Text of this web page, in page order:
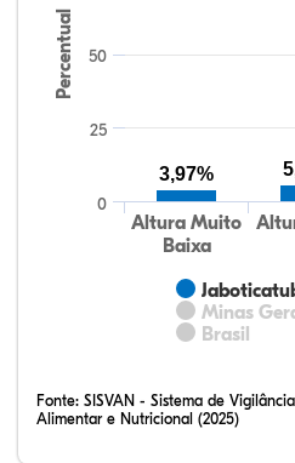
Percentual
Minas
Brasil
Altura Muito
Baixa
0
25
50
3,97%
Fonte: SISVAN - Sistema de Vigilância
Alimentar e Nutricional (2025)